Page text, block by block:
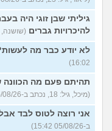
הבת שלי מדוכדכת
מבוגרים... איך
בת 45)
יש לי אפוטרופוס ואני
למה
(זורו, בן 40)
לא יודע מה לעשות
המשפחה שלי (יורם, בן 23)
בן 10 לא רוצה
נהיה נוכחים במסיבת
הכיתה
(גורי, בן 42)
גיליתי שבן זוגי היה
להיכרויות גברים (שושנה, בת 37, כתבה ב-05/
לא יודע כבר מה
16:02)
תהיתם פעם מה
(מיכל, גיל: 18, נכתב ב-05/08/26 15:51)
אני רוצה לטוס לבד
ב-05/08/26 15:42)